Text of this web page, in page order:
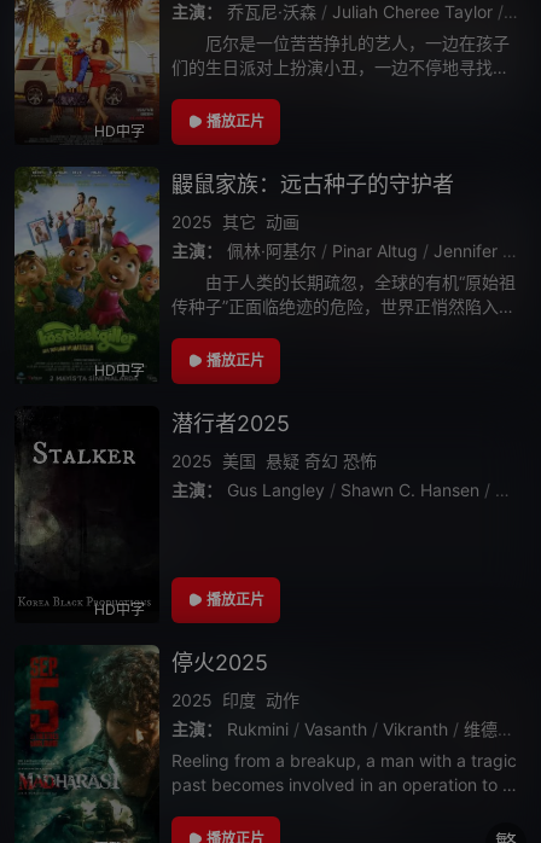
HD中字
主演：
乔瓦尼·沃森 / Juliah Cheree Taylor /
厄尔是一位苦苦挣扎的艺人，一边在孩子
们的生日派对上扮演小丑，一边不停地寻找轻
个简单的骗局——分散客户的注意力，趁他们
忙的时候抢劫。然而，他们的计划却发生了转
播放正片
HD中字
鼹鼠家族：远古种子的守护者
2025 其它 动画
主演：
佩林·阿基尔 / Pinar Altug / Jennifer Bonner
由于人类的长期疏忽，全球的有机“原始祖
传种子”正面临绝迹的危险，世界正悄然陷入一
后黑手，正是企图通过毁灭天然食物来掌控资
源的邪恶科学家——阿里·詹吉斯·卡普
播放正片
HD中字
潜行者2025
2025 美国 悬疑 奇幻 恐怖
主演：
Gus Langley / Shawn C. Hansen / Ryan
播放正片
停火2025
2025 印度 动作
主演：
Rukmini / Vasanth / Vikranth / 维德尤特·贾姆瓦尔
Reeling from a breakup, a man with a tragic
past becomes involved in an operation to st
播放正片